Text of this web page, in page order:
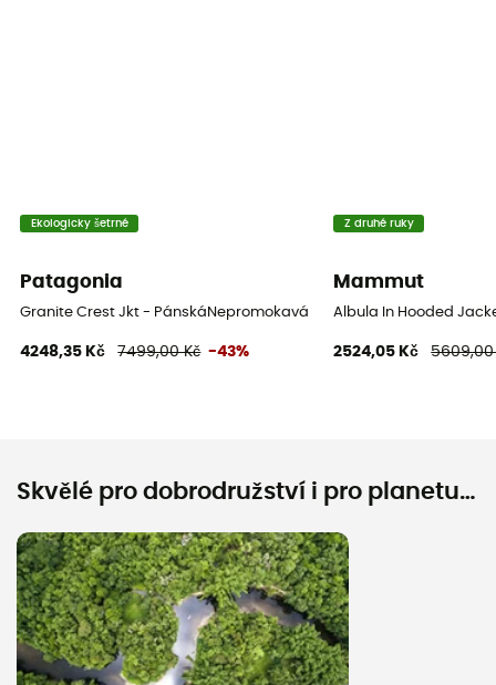
Ekologicky šetrné
Patagonia
Granite Crest Jkt - PánskáNepromokavá bunda
4248,35 Kč 7499,00 Kč -43%
Z druhé ruky
Mammut
Albula In Hooded
2524,05 Kč 5609,00
Skvělé pro dobrodružství i pro planetu…